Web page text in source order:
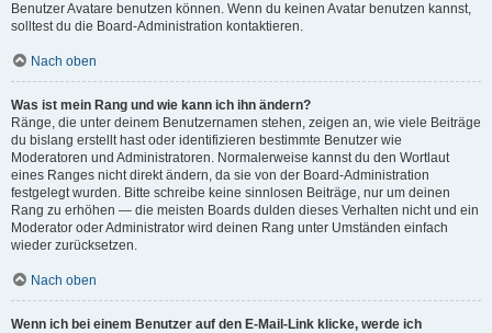
Benutzer Avatare benutzen können. Wenn du keinen Avatar benutzen kannst,
solltest du die Board-Administration kontaktieren.
Nach oben
Was ist mein Rang und wie kann ich ihn ändern?
Ränge, die unter deinem Benutzernamen stehen, zeigen an, wie viele Beiträge
du bislang erstellt hast oder identifizieren bestimmte Benutzer wie
Moderatoren und Administratoren. Normalerweise kannst du den Wortlaut
eines Ranges nicht direkt ändern, da sie von der Board-Administration
festgelegt wurden. Bitte schreibe keine sinnlosen Beiträge, nur um deinen
Rang zu erhöhen — die meisten Boards dulden dieses Verhalten nicht und ein
Moderator oder Administrator wird deinen Rang unter Umständen einfach
wieder zurücksetzen.
Nach oben
Wenn ich bei einem Benutzer auf den E-Mail-Link klicke, werde ich